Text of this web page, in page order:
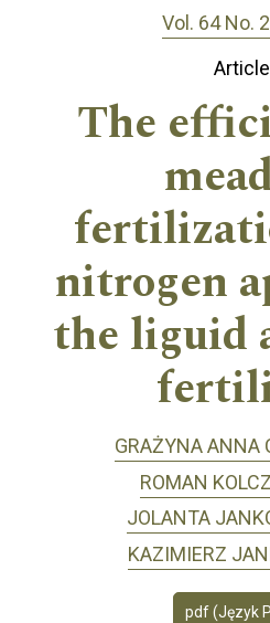
Vol. 64 No.
The
nitrogen
the liguid
GRAŻYNA ANNA
ROMAN
JOLANTA
KAZIMIERZ
pdf (Język